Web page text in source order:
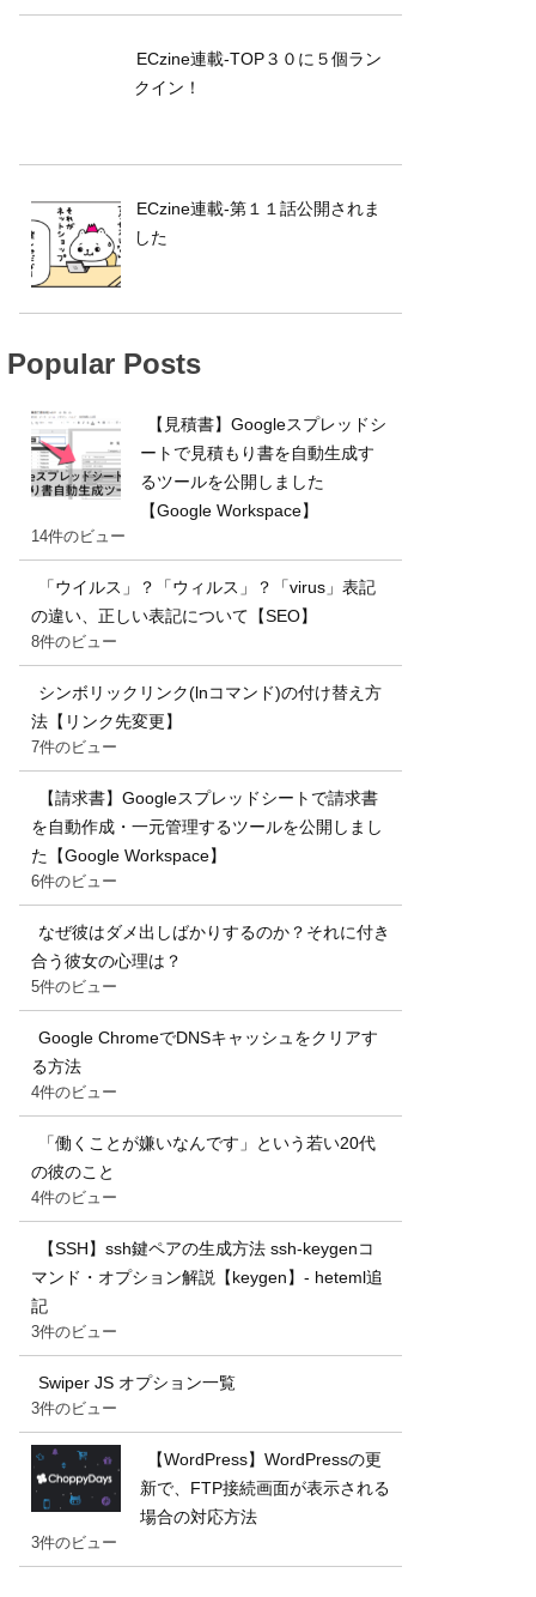
ECzine連載-TOP３０に５個ラン
クイン！
ECzine連載-第１１話公開されま
した
Popular Posts
【見積書】Googleスプレッドシ
ートで見積もり書を自動生成す
るツールを公開しました
【Google Workspace】
14件のビュー
「ウイルス」？「ウィルス」？「virus」表記
の違い、正しい表記について【SEO】
8件のビュー
シンボリックリンク(lnコマンド)の付け替え方
法【リンク先変更】
7件のビュー
【請求書】Googleスプレッドシートで請求書
を自動作成・一元管理するツールを公開しまし
た【Google Workspace】
6件のビュー
なぜ彼はダメ出しばかりするのか？それに付き
合う彼女の心理は？
5件のビュー
Google ChromeでDNSキャッシュをクリアす
る方法
4件のビュー
「働くことが嫌いなんです」という若い20代
の彼のこと
4件のビュー
【SSH】ssh鍵ペアの生成方法 ssh-keygenコ
マンド・オプション解説【keygen】- heteml追
記
3件のビュー
Swiper JS オプション一覧
3件のビュー
【WordPress】WordPressの更
新で、FTP接続画面が表示される
場合の対応方法
3件のビュー